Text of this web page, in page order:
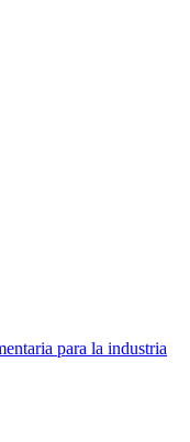
para la industria